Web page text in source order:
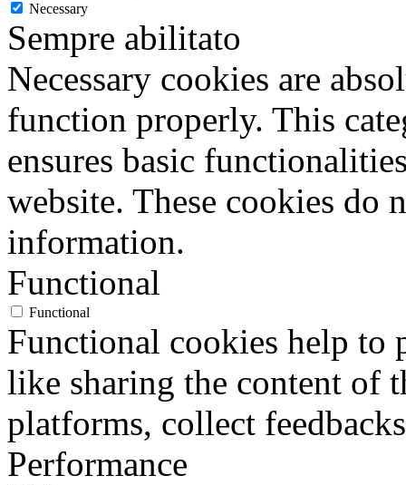
Necessary
Sempre abilitato
Necessary cookies are
function properly. This
ensures basic
website. These cookies do
information.
Functional
Functional
Functional cookies help to
like sharing the content of
platforms, collect
Performance